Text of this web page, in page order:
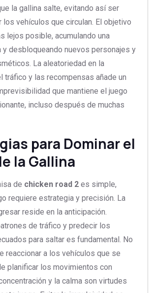
la gallina salte, evitando así ser
los vehículos que circulan. El objetivo
lejos posible, acumulando una
y desbloqueando nuevos personajes y
La aleatoriedad en la
tráfico y las recompensas añade un
que mantiene el juego
incluso después de muchas
para Dominar el
la Gallina
de chicken road 2 es simple,
requiere estrategia y precisión. La
reside en la anticipación.
de tráfico y predecir los
para saltar es fundamental. No
reaccionar a los vehículos que se
planificar los movimientos con
y la calma son virtudes